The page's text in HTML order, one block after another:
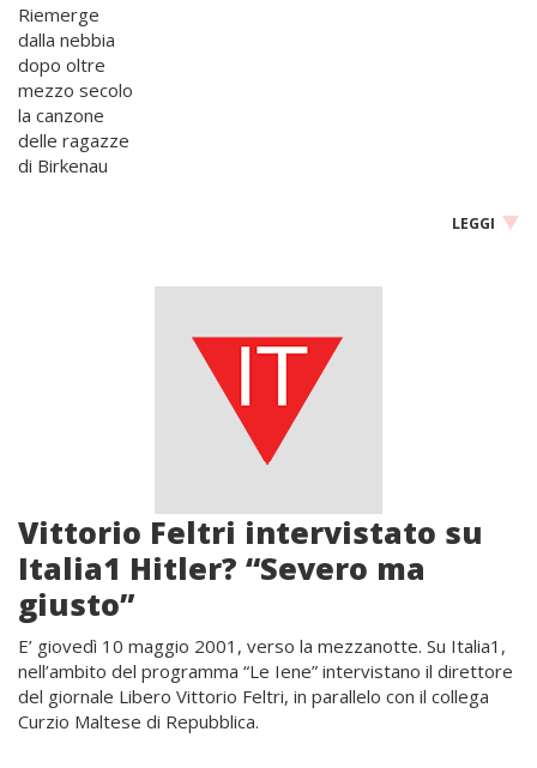
Riemerge
dalla nebbia
dopo oltre
mezzo secolo
la canzone
delle ragazze
di Birkenau
LEGGI
Vittorio Feltri intervistato su
Italia1 Hitler? “Severo ma
giusto”
E’ giovedì 10 maggio 2001, verso la mezzanotte. Su Italia1,
nell’ambito del programma “Le Iene” intervistano il direttore
del giornale Libero Vittorio Feltri, in parallelo con il collega
Curzio Maltese di Repubblica.